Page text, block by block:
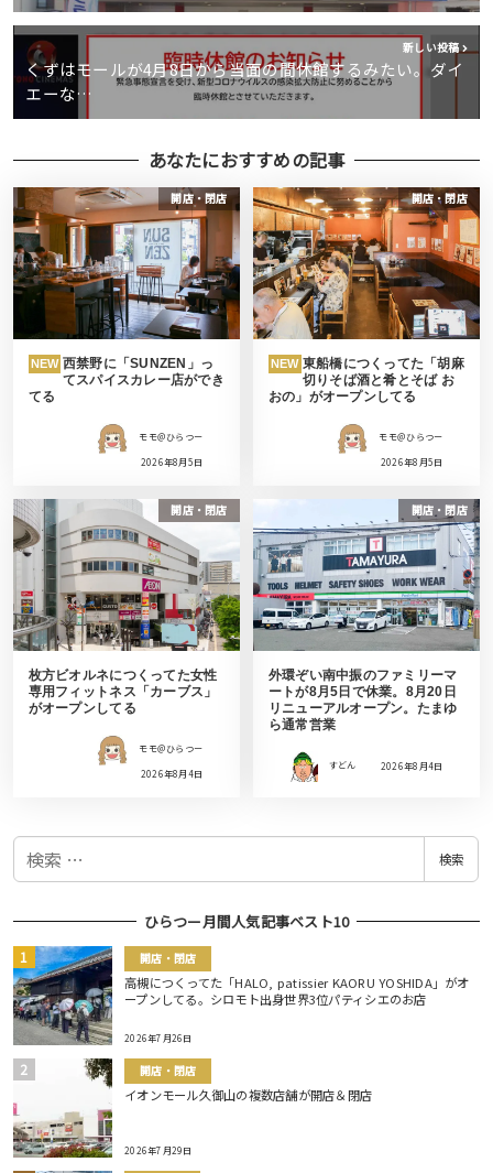
新しい投稿
くずはモールが4月8日から当面の間休館するみたい。ダイ
エーな…
あなたにおすすめの記事
開店・閉店
NEW 西禁野に「SUNZEN」っ
てスパイスカレー店ができ
てる
モモ＠ひらつー
2026年8月5日
開店・閉店
NEW 東船橋につくってた「胡麻
切りそば酒と肴とそば お
おの」がオープンしてる
モモ＠ひらつー
2026年8月5日
開店・閉店
枚方ビオルネにつくってた女性
専用フィットネス「カーブス」
がオープンしてる
モモ＠ひらつー
2026年8月4日
開店・閉店
外環ぞい南中振のファミリーマ
ートが8月5日で休業。8月20日
リニューアルオープン。たまゆ
ら通常営業
すどん 2026年8月4日
検
検索
ひらつー月間人気記事ベスト10
開店・閉店
高槻につくってた「HALO, patissier KAORU YOSHIDA」がオ
ープンしてる。シロモト出身世界3位パティシエのお店
2026年7月26日
開店・閉店
イオンモール久御山の複数店舗が開店＆閉店
2026年7月29日